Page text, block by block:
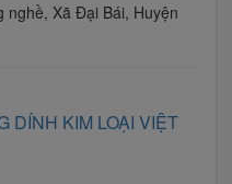
nghề, Xã Đại Bái, Huyện
DÍNH KIM LOẠI VIỆT